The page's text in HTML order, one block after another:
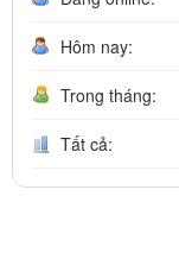
Hôm nay:
Trong tháng:
Tất cả: